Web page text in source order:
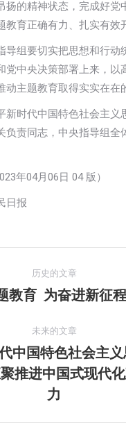
扬的精神状态，完成好党
育正确有力、扎实有效
导组要切实把思想和行动
党中央决策部署上来，以
主题教育取得实实在在
新时代中国特色社会主义
负责同志，中央指导组全
年04月06日 04 版）
日报
历史的文章
历
的
文
章：
教育 为奋进新征
未来的文章
未
来
中国特色社会主
推进中国式现代
力